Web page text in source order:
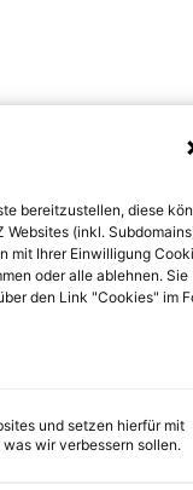
bereitzustellen, diese
(inkl.
mit Ihrer Einwilligung
oder alle ablehnen. Sie
den Link "Cookies" im
und setzen hierfür mit
wir verbessern sollen.